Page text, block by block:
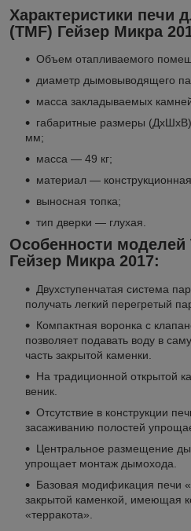
Характеристики печи
(TMF) Гейзер Микра
Объем отапливаемого
диаметр дымовыводящего
масса закладываемых
габаритные размеры
мм;
масса — 49 кг;
материал —
выносная топка;
тип дверки — глухая.
Особенности
Гейзер Микра 2017:
Двухступенчатая система
получать легкий перегретый
Компактная воронка с
позволяет подавать воду в
часть закрытой каменки.
На традиционной открытой
веник.
Отсутствие в конструкции
засаживанию полостей
Центральное размещение
упрощает монтаж дымохода.
Базовая модификация печи
закрытой каменкой, имеющая
«терракота».